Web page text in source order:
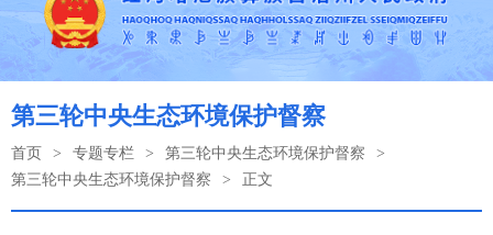
第三轮中央生态环境保护督察
首页 > 专题专栏 > 第三轮中央生态环境保护督察
>
第三轮中央生态环境保护督察
> 正文